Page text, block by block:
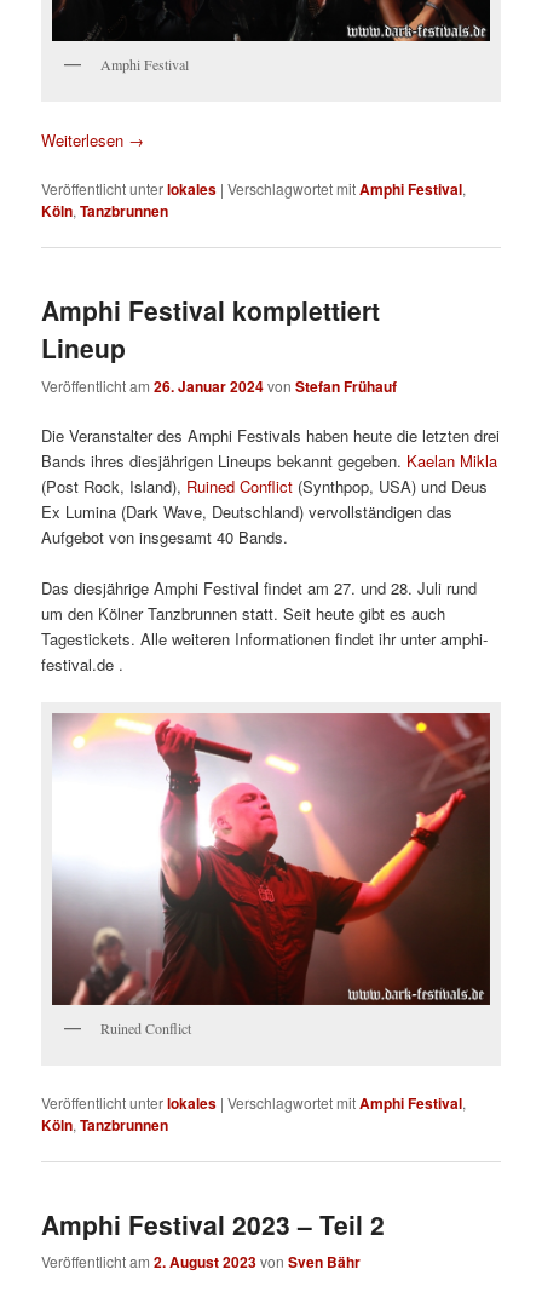
Amphi Festival
Weiterlesen →
Veröffentlicht unterlokales |Verschlagwortet mitAmphi Festival,
Köln,Tanzbrunnen
Amphi Festival komplettiert
Lineup
Veröffentlicht am26. Januar 2024vonStefan Frühauf
Die Veranstalter des Amphi Festivals haben heute die letzten drei
Bands ihres diesjährigen Lineups bekannt gegeben. Kaelan Mikla
(Post Rock, Island), Ruined Conflict (Synthpop, USA) und Deus
Ex Lumina (Dark Wave, Deutschland) vervollständigen das
Aufgebot von insgesamt 40 Bands.
Das diesjährige Amphi Festival findet am 27. und 28. Juli rund
um den Kölner Tanzbrunnen statt. Seit heute gibt es auch
Tagestickets. Alle weiteren Informationen findet ihr unter amphi-
festival.de .
Ruined Conflict
Veröffentlicht unterlokales |Verschlagwortet mitAmphi Festival,
Köln,Tanzbrunnen
Amphi Festival 2023 – Teil 2
Veröffentlicht am2. August 2023vonSven Bähr